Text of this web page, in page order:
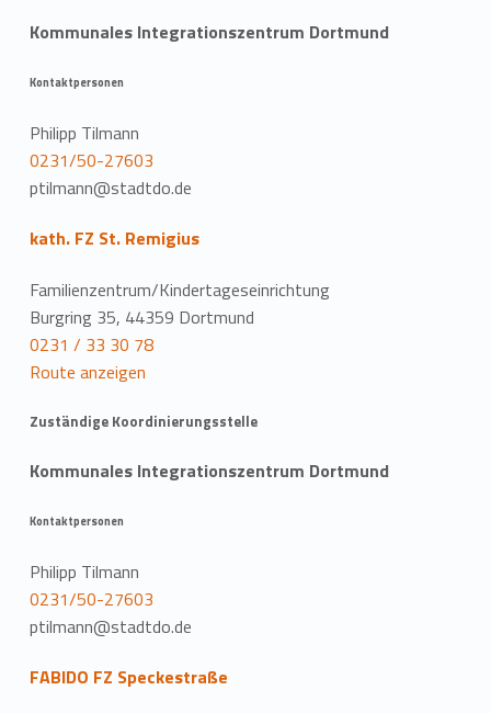
Kommunales Integrationszentrum Dortmund
Kontaktpersonen
Philipp Tilmann
0231/50-27603
ptilmann@stadtdo.de
kath. FZ St. Remigius
Familienzentrum/Kindertageseinrichtung
Burgring 35, 44359 Dortmund
0231 / 33 30 78
Route anzeigen
Zuständige Koordinierungsstelle
Kommunales Integrationszentrum Dortmund
Kontaktpersonen
Philipp Tilmann
0231/50-27603
ptilmann@stadtdo.de
FABIDO FZ Speckestraße